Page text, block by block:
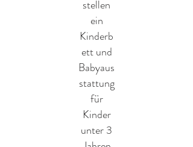
stellen
ein
Kinderb
ett und
Babyaus
stattung
für
Kinder
unter 3